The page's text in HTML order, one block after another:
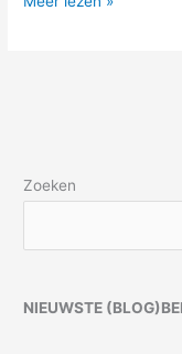
Zoeken
NIEUWSTE